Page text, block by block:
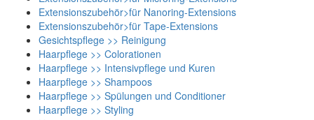
Extensionszubehör>für Nanoring-Extensions
Extensionszubehör>für Tape-Extensions
Gesichtspflege >> Reinigung
Haarpflege >> Colorationen
Haarpflege >> Intensivpflege und Kuren
Haarpflege >> Shampoos
Haarpflege >> Spülungen und Conditioner
Haarpflege >> Styling